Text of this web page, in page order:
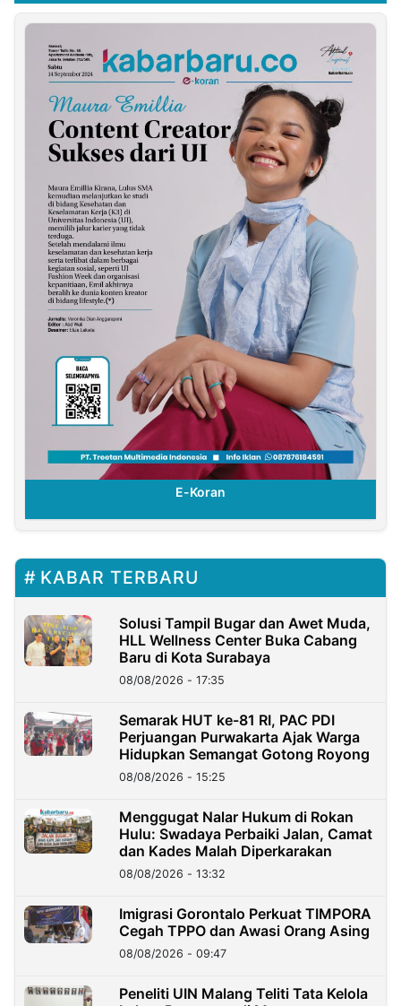
E-Koran
KABAR TERBARU
Solusi Tampil Bugar dan Awet Muda,
HLL Wellness Center Buka Cabang
Baru di Kota Surabaya
08/08/2026 - 17:35
Semarak HUT ke-81 RI, PAC PDI
Perjuangan Purwakarta Ajak Warga
Hidupkan Semangat Gotong Royong
08/08/2026 - 15:25
Menggugat Nalar Hukum di Rokan
Hulu: Swadaya Perbaiki Jalan, Camat
dan Kades Malah Diperkarakan
08/08/2026 - 13:32
Imigrasi Gorontalo Perkuat TIMPORA
Cegah TPPO dan Awasi Orang Asing
08/08/2026 - 09:47
Peneliti UIN Malang Teliti Tata Kelola